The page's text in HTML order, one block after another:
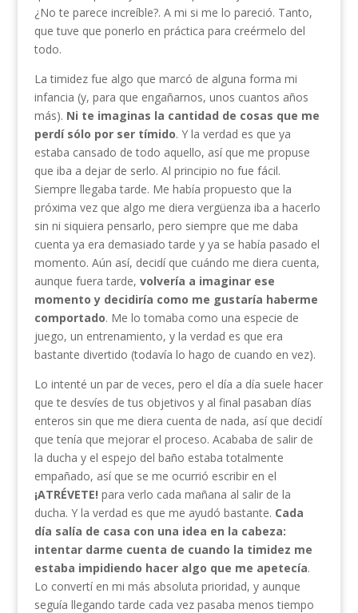
¿No te parece increíble?. A mi si me lo pareció. Tanto,
que tuve que ponerlo en práctica para creérmelo del
todo.
La timidez fue algo que marcó de alguna forma mi
infancia (y, para que engañarnos, unos cuantos años
más). Ni te imaginas la cantidad de cosas que me
perdí sólo por ser tímido. Y la verdad es que ya
estaba cansado de todo aquello, así que me propuse
que iba a dejar de serlo. Al principio no fue fácil.
Siempre llegaba tarde. Me había propuesto que la
próxima vez que algo me diera vergüenza iba a hacerlo
sin ni siquiera pensarlo, pero siempre que me daba
cuenta ya era demasiado tarde y ya se había pasado el
momento. Aún así, decidí que cuándo me diera cuenta,
aunque fuera tarde, volvería a imaginar ese
momento y decidiría como me gustaría haberme
comportado. Me lo tomaba como una especie de
juego, un entrenamiento, y la verdad es que era
bastante divertido (todavía lo hago de cuando en vez).
Lo intenté un par de veces, pero el día a día suele hacer
que te desvíes de tus objetivos y al final pasaban días
enteros sin que me diera cuenta de nada, así que decidí
que tenía que mejorar el proceso. Acababa de salir de
la ducha y el espejo del baño estaba totalmente
empañado, así que se me ocurrió escribir en el
¡ATRÉVETE! para verlo cada mañana al salir de la
ducha. Y la verdad es que me ayudó bastante. Cada
día salía de casa con una idea en la cabeza:
intentar darme cuenta de cuando la timidez me
estaba impidiendo hacer algo que me apetecía.
Lo convertí en mi más absoluta prioridad, y aunque
seguía llegando tarde cada vez pasaba menos tiempo